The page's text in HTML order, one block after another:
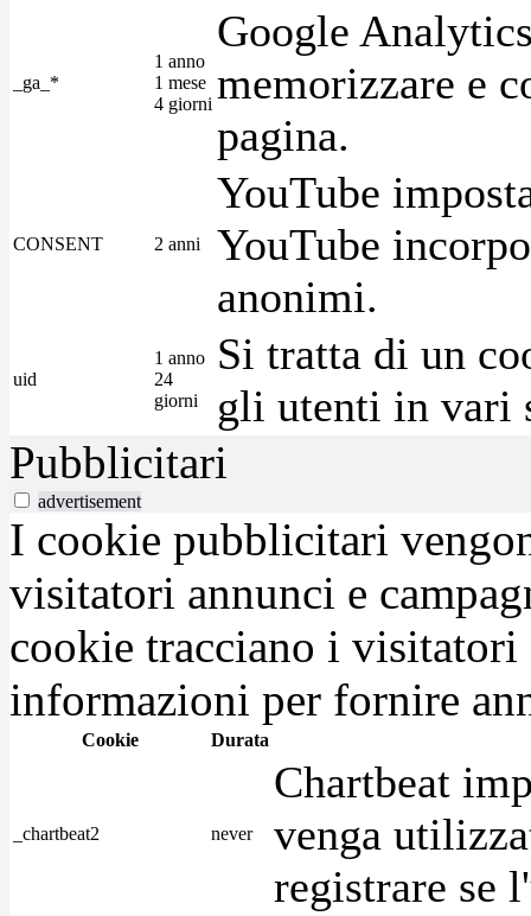
_ga_*
1 anno
1 mese
4 giorni
Google
memorizzare e
pagina.
CONSENT 2 anni
YouTube
YouTube
anonimi.
uid
1 anno
24
giorni
Si tratta di un
gli utenti in vari
Pubblicitari
advertisement
I cookie pubblicitari
visitatori annunci e
cookie tracciano i visitatori
informazioni per fornire
Cookie Durata
_chartbeat2 never
Chartbeat
venga
registrare se